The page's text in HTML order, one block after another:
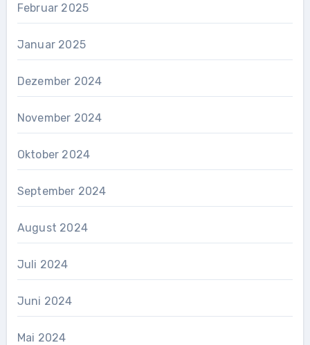
Februar 2025
Januar 2025
Dezember 2024
November 2024
Oktober 2024
September 2024
August 2024
Juli 2024
Juni 2024
Mai 2024